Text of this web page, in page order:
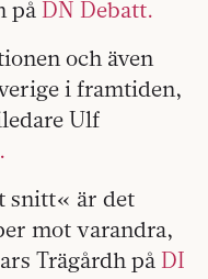
på DN Debatt.
och även
i framtiden,
Ulf
snitt« är det
mot varandra,
Trägårdh på DI